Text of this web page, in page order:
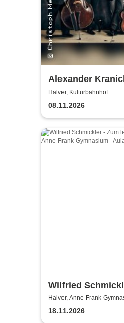
Alexander
Halver, Kulturbahnhof
08.11.2026
Wilfried
Halver, Anne-Frank-
18.11.2026